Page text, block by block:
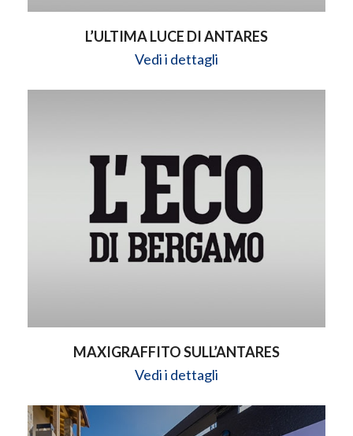
L’ULTIMA LUCE DI ANTARES
Vedi i dettagli
MAXIGRAFFITO SULL’ANTARES
Vedi i dettagli